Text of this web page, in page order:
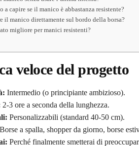
a capire se il manico è abbastanza resistente?
il manico direttamente sul bordo della borsa?
migliore per manici resistenti?
veloce del progetto
Intermedio (o principiante ambizioso).
2-3 ore a seconda della lunghezza.
Personalizzabili (standard 40-50 cm).
Borse a spalla, shopper da giorno, borse
Perché finalmente smetterai di